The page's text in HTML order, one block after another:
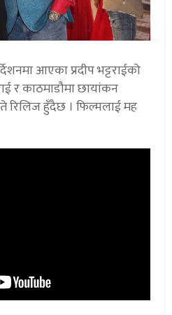
आएका प्रदीप भट्टराईको
र काठमाडौमा छायांकन
रिलिज हुँदैछ । फिल्मलाई मह